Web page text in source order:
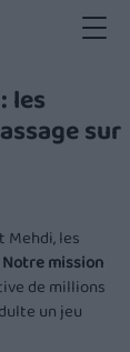
les
sur
Mehdi, les
Notre mission
de millions
un jeu